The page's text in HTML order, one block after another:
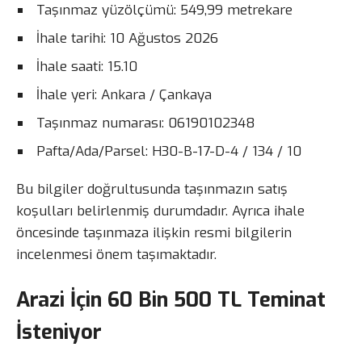
Taşınmaz yüzölçümü: 549,99 metrekare
İhale tarihi: 10 Ağustos 2026
İhale saati: 15.10
İhale yeri: Ankara / Çankaya
Taşınmaz numarası: 06190102348
Pafta/Ada/Parsel: H30-B-17-D-4 / 134 / 10
Bu bilgiler doğrultusunda taşınmazın satış
koşulları belirlenmiş durumdadır. Ayrıca ihale
öncesinde taşınmaza ilişkin resmi bilgilerin
incelenmesi önem taşımaktadır.
Arazi İçin 60 Bin 500 TL Teminat
İsteniyor